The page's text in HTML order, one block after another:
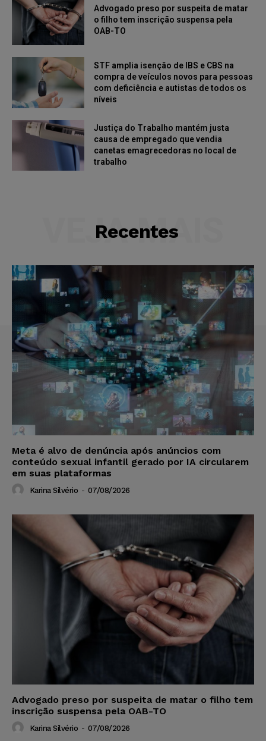
Advogado preso por suspeita de matar
o filho tem inscrição suspensa pela
OAB-TO
STF amplia isenção de IBS e CBS na
compra de veículos novos para pessoas
com deficiência e autistas de todos os
níveis
Justiça do Trabalho mantém justa
causa de empregado que vendia
canetas emagrecedoras no local de
trabalho
Recentes
VEJA MAIS
Meta é alvo de denúncia após anúncios com
conteúdo sexual infantil gerado por IA circularem
em suas plataformas
Karina Silvério - 07/08/2026
Advogado preso por suspeita de matar o filho tem
inscrição suspensa pela OAB-TO
Karina Silvério - 07/08/2026